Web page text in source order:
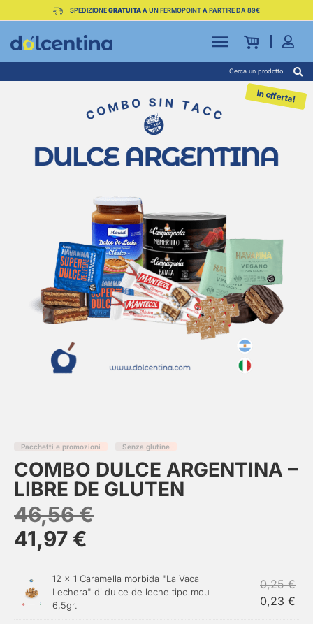
SPEDIZIONEGRATUITAA UN FERMOPOINT A PARTIRE DA 89€
Cerca un prodotto
In offerta!
Pacchetti e promozioni Senza glutine
COMBO DULCE ARGENTINA –
LIBRE DE GLUTEN
46,56€
41,97 €
12 × 1 Caramella morbida "La Vaca
Lechera" di dulce de leche tipo mou
6,5gr.
0,25€
0,23 €